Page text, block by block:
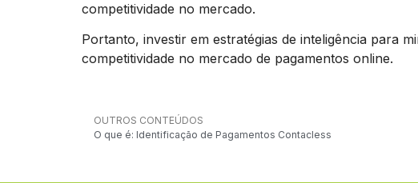
competitividade no mercado.
Portanto, investir em estratégias de inteligência para
competitividade no mercado de pagamentos online.
OUTROS CONTEÚDOS
O que é: Identificação de Pagamentos Contacless